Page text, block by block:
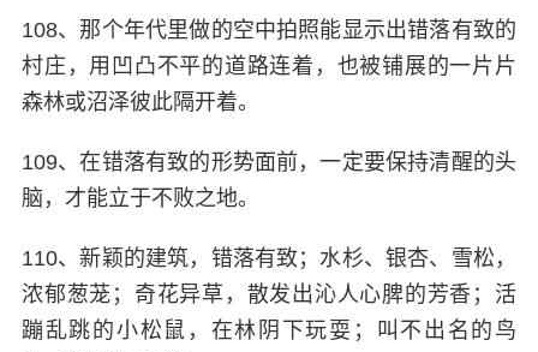
108、那个年代里做的空中拍照能显示出错落有致的
村庄，用凹凸不平的道路连着，也被铺展的一片片
森林或沼泽彼此隔开着。
109、在错落有致的形势面前，一定要保持清醒的头
脑，才能立于不败之地。
110、新颖的建筑，错落有致；水杉、银杏、雪松，
浓郁葱茏；奇花异草，散发出沁人心脾的芳香；活
蹦乱跳的小松鼠，在林阴下玩耍；叫不出名的鸟